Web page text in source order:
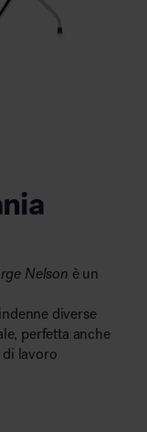
Nelson è un
diverse
perfetta anche
di lavoro